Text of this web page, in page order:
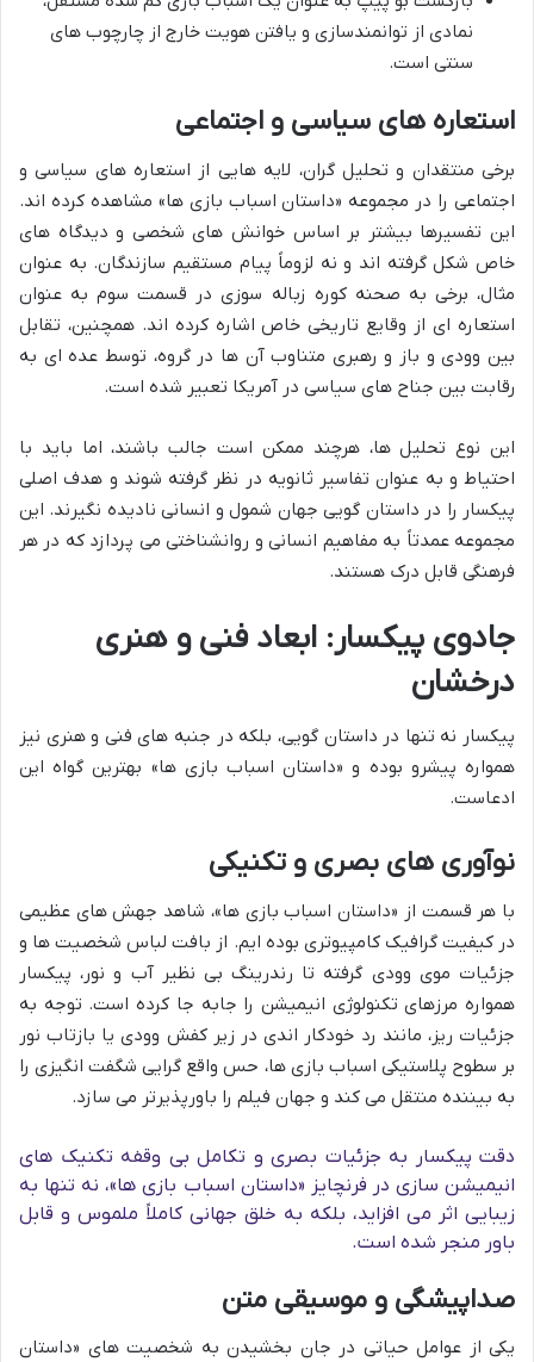
نمادی از توانمندسازی و یافتن هویت خارج از چارچوب های
سنتی است.
استعاره های سیاسی و اجتماعی
برخی منتقدان و تحلیل گران، لایه هایی از استعاره های سیاسی و
اجتماعی را در مجموعه «داستان اسباب بازی ها» مشاهده کرده اند.
این تفسیرها بیشتر بر اساس خوانش های شخصی و دیدگاه های
خاص شکل گرفته اند و نه لزوماً پیام مستقیم سازندگان. به عنوان
مثال، برخی به صحنه کوره زباله سوزی در قسمت سوم به عنوان
استعاره ای از وقایع تاریخی خاص اشاره کرده اند. همچنین، تقابل
بین وودی و باز و رهبری متناوب آن ها در گروه، توسط عده ای به
رقابت بین جناح های سیاسی در آمریکا تعبیر شده است.
این نوع تحلیل ها، هرچند ممکن است جالب باشند، اما باید با
احتیاط و به عنوان تفاسیر ثانویه در نظر گرفته شوند و هدف اصلی
پیکسار را در داستان گویی جهان شمول و انسانی نادیده نگیرند. این
مجموعه عمدتاً به مفاهیم انسانی و روانشناختی می پردازد که در هر
فرهنگی قابل درک هستند.
جادوی پیکسار: ابعاد فنی و هنری
درخشان
پیکسار نه تنها در داستان گویی، بلکه در جنبه های فنی و هنری نیز
همواره پیشرو بوده و «داستان اسباب بازی ها» بهترین گواه این
ادعاست.
نوآوری های بصری و تکنیکی
با هر قسمت از «داستان اسباب بازی ها»، شاهد جهش های عظیمی
در کیفیت گرافیک کامپیوتری بوده ایم. از بافت لباس شخصیت ها و
جزئیات موی وودی گرفته تا رندرینگ بی نظیر آب و نور، پیکسار
همواره مرزهای تکنولوژی انیمیشن را جابه جا کرده است. توجه به
جزئیات ریز، مانند رد خودکار اندی در زیر کفش وودی یا بازتاب نور
بر سطوح پلاستیکی اسباب بازی ها، حس واقع گرایی شگفت انگیزی را
به بیننده منتقل می کند و جهان فیلم را باورپذیرتر می سازد.
دقت پیکسار به جزئیات بصری و تکامل بی وقفه تکنیک های
انیمیشن سازی در فرنچایز «داستان اسباب بازی ها»، نه تنها به
زیبایی اثر می افزاید، بلکه به خلق جهانی کاملاً ملموس و قابل
باور منجر شده است.
صداپیشگی و موسیقی متن
یکی از عوامل حیاتی در جان بخشیدن به شخصیت های «داستان